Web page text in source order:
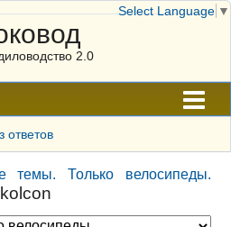
2.0
ответов
темы. Только велосипеды.
Select Language ▼